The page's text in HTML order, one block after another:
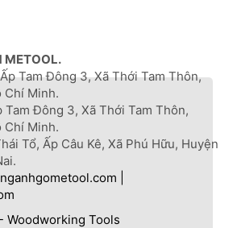
METOOL.
Tam Đông 3, Xã Thới Tam Thôn,
Chí Minh.
Tam Đông 3, Xã Thới Tam Thôn,
Chí Minh.
Tổ, Ấp Câu Kê, Xã Phú Hữu, Huyện
|
Woodworking Tools